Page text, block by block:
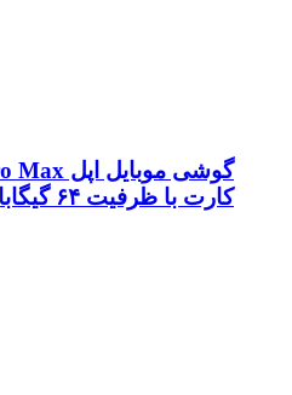
کارت با ظرفیت ۶۴ گیگابایت